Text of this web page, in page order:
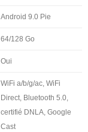
Android 9.0 Pie
64/128 Go
Oui
WiFi a/b/g/ac, WiFi
Direct, Bluetooth 5.0,
certifié DNLA, Google
Cast